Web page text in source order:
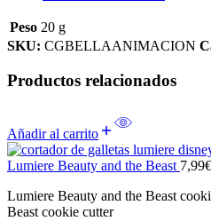
Peso 20 g
SKU: CGBELLAANIMACION
Productos relacionados
Añadir al carrito
Lumiere Beauty and the Beast 7,99€
Lumiere Beauty and the Beast
Beast cookie cutter